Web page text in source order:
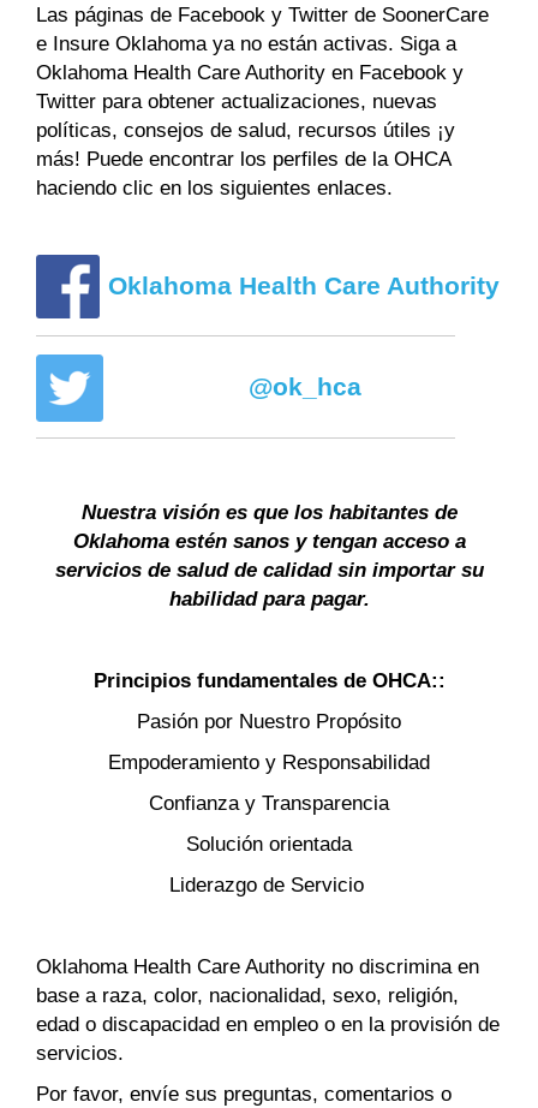
Las páginas de Facebook y Twitter de SoonerCare
e Insure Oklahoma ya no están activas. Siga a
Oklahoma Health Care Authority en Facebook y
Twitter para obtener actualizaciones, nuevas
políticas, consejos de salud, recursos útiles ¡y
más! Puede encontrar los perfiles de la OHCA
haciendo clic en los siguientes enlaces.
Oklahoma Health Care Authority
@ok_hca
Nuestra visión es que los habitantes de
Oklahoma estén sanos y tengan acceso a
servicios de salud de calidad sin importar su
habilidad para pagar.
Principios fundamentales de OHCA::
Pasión por Nuestro Propósito
Empoderamiento y Responsabilidad
Confianza y Transparencia
Solución orientada
Liderazgo de Servicio
Oklahoma Health Care Authority no discrimina en
base a raza, color, nacionalidad, sexo, religión,
edad o discapacidad en empleo o en la provisión de
servicios.
Por favor, envíe sus preguntas, comentarios o